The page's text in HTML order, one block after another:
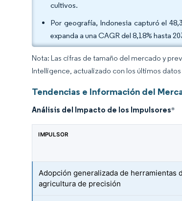
cultivos.
Por geografía, Indonesia capturó el
expanda a una CAGR del 8,18% hasta
Nota: Las cifras de tamaño del mercado y
Intelligence, actualizado con los últimos
Tendencias e Información del
Análisis del Impacto de los Impulsores*
IMPULSOR
Adopción generalizada de herramientas
agricultura de precisión